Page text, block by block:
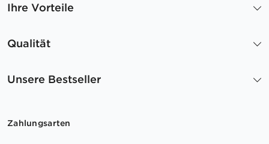
Ihre Vorteile
Qualität
Unsere Bestseller
Zahlungsarten